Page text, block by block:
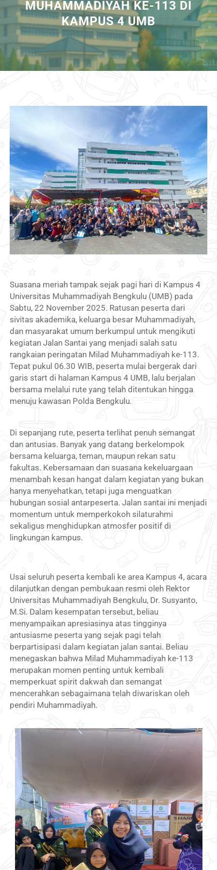
MUHAMMADIYAH KE-113 DI
KAMPUS 4 UMB
Suasana meriah tampak sejak pagi hari di Kampus 4
Universitas Muhammadiyah Bengkulu (UMB) pada
Sabtu, 22 November 2025. Ratusan peserta dari
sivitas akademika, keluarga besar Muhammadiyah,
dan masyarakat umum berkumpul untuk mengikuti
kegiatan Jalan Santai yang menjadi salah satu
rangkaian peringatan Milad Muhammadiyah ke-113.
Tepat pukul 06.30 WIB, peserta mulai bergerak dari
garis start di halaman Kampus 4 UMB, lalu berjalan
bersama melalui rute yang telah ditentukan hingga
menuju kawasan Polda Bengkulu.
Di sepanjang rute, peserta terlihat penuh semangat
dan antusias. Banyak yang datang berkelompok
bersama keluarga, teman, maupun rekan satu
fakultas. Kebersamaan dan suasana kekeluargaan
menambah kesan hangat dalam kegiatan yang bukan
hanya menyehatkan, tetapi juga menguatkan
hubungan sosial antarpeserta. Jalan santai ini menjadi
momentum untuk memperkokoh silaturahmi
sekaligus menghidupkan atmosfer positif di
lingkungan kampus.
Usai seluruh peserta kembali ke area Kampus 4, acara
dilanjutkan dengan pembukaan resmi oleh Rektor
Universitas Muhammadiyah Bengkulu, Dr. Susyanto,
M.Si. Dalam kesempatan tersebut, beliau
menyampaikan apresiasinya atas tingginya
antusiasme peserta yang sejak pagi telah
berpartisipasi dalam kegiatan jalan santai. Beliau
menegaskan bahwa Milad Muhammadiyah ke-113
merupakan momen penting untuk kembali
memperkuat spirit dakwah dan semangat
mencerahkan sebagaimana telah diwariskan oleh
pendiri Muhammadiyah.